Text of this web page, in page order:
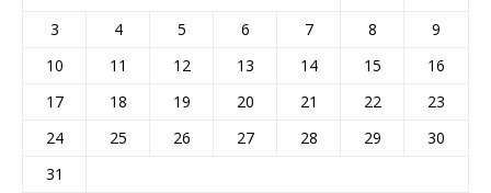
3
4 5 6 7 8
9
10
11 12 13 14 15
16
17
18 19 20 21 22
23
24
25 26 27 28 29
30
31